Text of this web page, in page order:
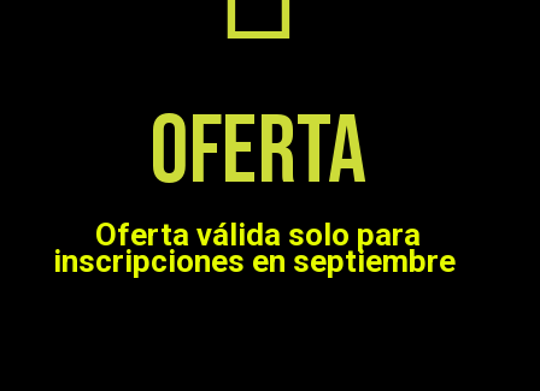
OFERTA
Oferta válida solo para
inscripciones en septiembre